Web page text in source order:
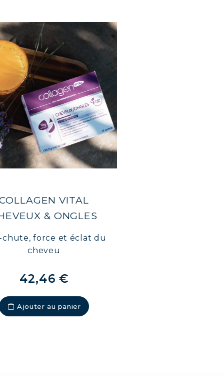
CORPS
VITAL
& ONGLES
chute, force et éclat du
cheveu
42,46 €
Ajouter au panier